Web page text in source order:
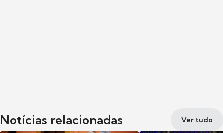
Notícias relacionadas Ver tudo